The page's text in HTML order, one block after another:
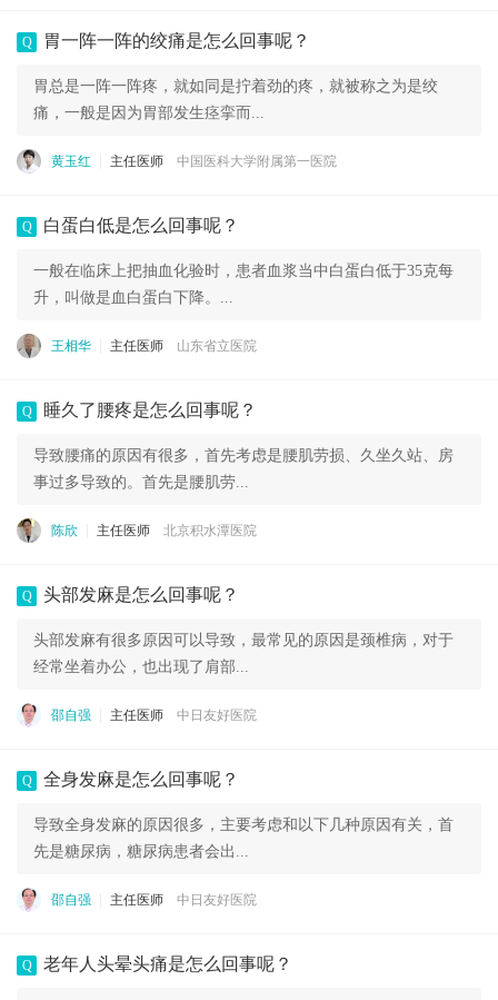
Q 胃一阵一阵的绞痛是怎么回事呢？
胃总是一阵一阵疼，就如同是拧着劲的疼，就被称之为是绞
痛，一般是因为胃部发生痉挛而...
黄玉红 主任医师 中国医科大学附属第一医院
Q 白蛋白低是怎么回事呢？
一般在临床上把抽血化验时，患者血浆当中白蛋白低于35克每
升，叫做是血白蛋白下降。...
王相华 主任医师 山东省立医院
Q 睡久了腰疼是怎么回事呢？
导致腰痛的原因有很多，首先考虑是腰肌劳损、久坐久站、房
事过多导致的。首先是腰肌劳...
陈欣 主任医师 北京积水潭医院
Q 头部发麻是怎么回事呢？
头部发麻有很多原因可以导致，最常见的原因是颈椎病，对于
经常坐着办公，也出现了肩部...
邵自强 主任医师 中日友好医院
Q 全身发麻是怎么回事呢？
导致全身发麻的原因很多，主要考虑和以下几种原因有关，首
先是糖尿病，糖尿病患者会出...
邵自强 主任医师 中日友好医院
Q 老年人头晕头痛是怎么回事呢？